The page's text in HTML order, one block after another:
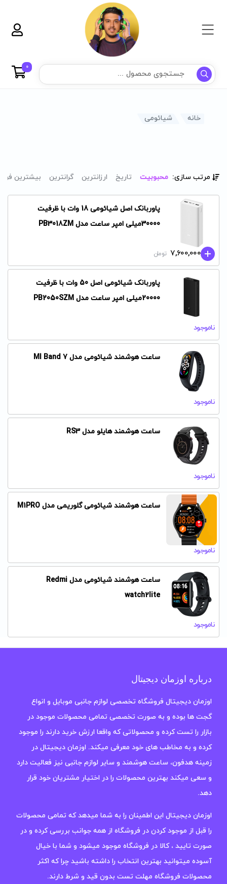
0
خانه شیائومی
مرتب سازی: محبوبیت تاریخ ارزانترین گرانترین بیشترین
پاوربانک اصل شیائومی 18 وات با ظرفیت
30000میلی امپر ساعت مدل PB3018ZM
7,600,000 تومان
پاوربانک شیائومی اصل 50 وات با ظرفیت
20000میلی امپر ساعت مدل PB2050SZM
ناموجود
ساعت هوشمند شیائومی مدل MI Band 7
ناموجود
ساعت هوشمند هایلو مدل RS3
ناموجود
ساعت هوشمند شیائومی گلوریمی مدل M1PRO
ناموجود
ساعت هوشمند شیائومی مدل Redmi
watch2lite
ناموجود
درباره اوزمان دیجیتال
اوزمان دیجیتال فروشگاه تخصصی لوازم جانبی موبایل و انواع
گجت ها بوده و به صورت تخصصی تمامی محصولات موجود در
بازار را تست کرده و محصولاتی که واقعا ارزش خرید دارند را موجود
کرده و به مخاطب های خود معرفی میکند. اوزمان دیجیتال در
زمینه هدفون، ساعت هوشمند و سایر لوازم جانبی نیز فعالیت دارد
و سعی میکند بهترین محصولات را در اختیار مشتریان خود قرار
دهد.
اوزمان دیجیتال این اطمینان را به شما میدهد که تمامی محصولات
را قبل از موجود کردن در فروشگاه از همه جوانب بررسی کرده و در
صورت تایید ، کالا در فروشگاه موجود میشود و شما با خیال
آسوده میتوانید بهترین انتخاب را داشته باشید چرا که اکثر
محصولات فروشگاه مهلت تست بدون قید و شرط دارند.